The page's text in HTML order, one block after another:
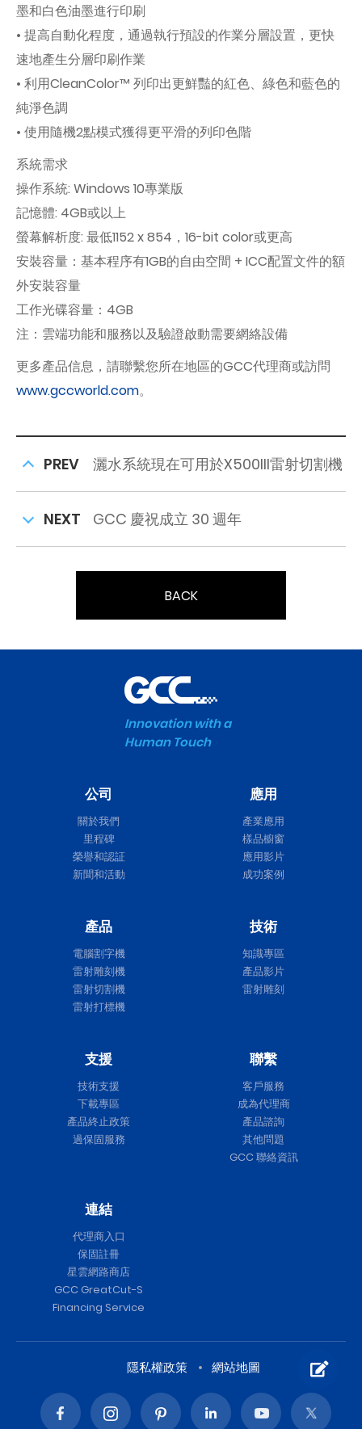
墨和白色油墨進行印刷
• 提高自動化程度，通過執行預設的作業分層設置，更快
速地產生分層印刷作業
• 利用CleanColor™ 列印出更鮮豔的紅色、綠色和藍色的
純淨色調
• 使用隨機2點模式獲得更平滑的列印色階
系統需求
操作系統: Windows 10專業版
記憶體: 4GB或以上
螢幕解析度: 最低1152 x 854，16-bit color或更高
安裝容量：基本程序有1GB的自由空間 + ICC配置文件的額
外安裝容量
工作光碟容量：4GB
注：雲端功能和服務以及驗證啟動需要網絡設備
更多產品信息，請聯繫您所在地區的GCC代理商或訪問
www.gccworld.com。
PREV 灑水系統現在可用於X500III雷射切割機
NEXT GCC 慶祝成立 30 週年
BACK
Innovation with a
Human Touch
公司
關於我們
里程碑
榮譽和認証
新聞和活動
應用
產業應用
樣品櫥窗
應用影片
成功案例
產品
電腦割字機
雷射雕刻機
雷射切割機
雷射打標機
技術
知識專區
產品影片
雷射雕刻
支援
技術支援
下載專區
產品終止政策
過保固服務
聯繫
客戶服務
成為代理商
產品諮詢
其他問題
GCC 聯絡資訊
連結
代理商入口
保固註冊
星雲網路商店
GCC GreatCut-S
Financing Service
隱私權政策 網站地圖